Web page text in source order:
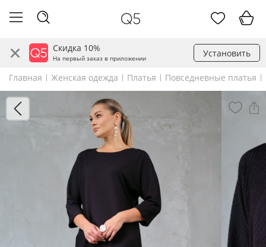
Скидка 10%
На первый заказ в приложении Установить
Главная Женская одежда Платья Повседневные платья